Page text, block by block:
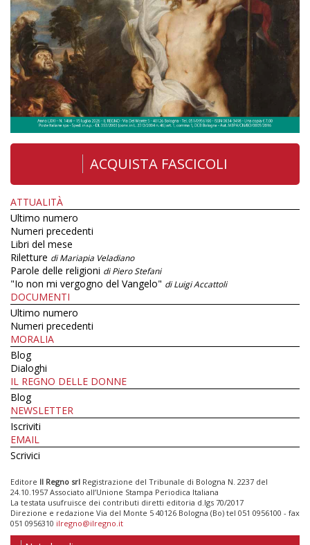
ACQUISTA FASCICOLI
ATTUALITÀ
Ultimo numero
Numeri precedenti
Libri del mese
Riletture di Mariapia Veladiano
Parole delle religioni di Piero Stefani
"Io non mi vergogno del Vangelo" di Luigi Accattoli
DOCUMENTI
Ultimo numero
Numeri precedenti
MORALIA
Blog
Dialoghi
IL REGNO DELLE DONNE
Blog
NEWSLETTER
Iscriviti
EMAIL
Scrivici
Editore Il Regno srl Registrazione del Tribunale di Bologna N. 2237 del
24.10.1957 Associato all’Unione Stampa Periodica Italiana
La testata usufruisce dei contributi diretti editoria d.lgs 70/2017
Direzione e redazione Via del Monte 5 40126 Bologna (Bo) tel 051 0956100 - fax
051 0956310 ilregno@ilregno.it